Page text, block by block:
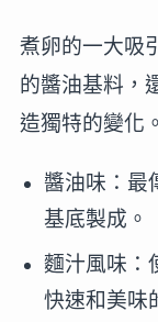
煮卵的一大吸
的醬油基料，
造獨特的變化。
醬油味：最
基底製成。
麵汁風味：
快速和美味